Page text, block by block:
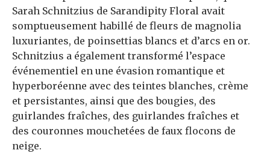
Sarah Schnitzius de Sarandipity Floral avait
somptueusement habillé de fleurs de magnolia
luxuriantes, de poinsettias blancs et d’arcs en or.
Schnitzius a également transformé l’espace
événementiel en une évasion romantique et
hyperboréenne avec des teintes blanches, crème
et persistantes, ainsi que des bougies, des
guirlandes fraîches, des guirlandes fraîches et
des couronnes mouchetées de faux flocons de
neige.